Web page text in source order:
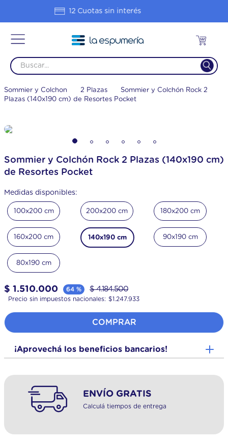
Hasta 20% OFF en 1 pago
Sommier y Colchon 2 Plazas
Sommier y Colchón Rock 2
Plazas (140x190 cm) de Resortes Pocket
Sommier y Colchón Rock 2 Plazas (140x190 cm)
de Resortes Pocket
Medidas disponibles:
100x200 cm 200x200 cm 180x200 cm
160x200 cm 140x190 cm 90x190 cm
80x190 cm
$ 1.510.000 64 % $ 4.184.500
Precio sin impuestos nacionales: $1.247.933
COMPRAR
¡Aprovechá los beneficios bancarios!
ENVÍO GRATIS
Calculá tiempos de entrega